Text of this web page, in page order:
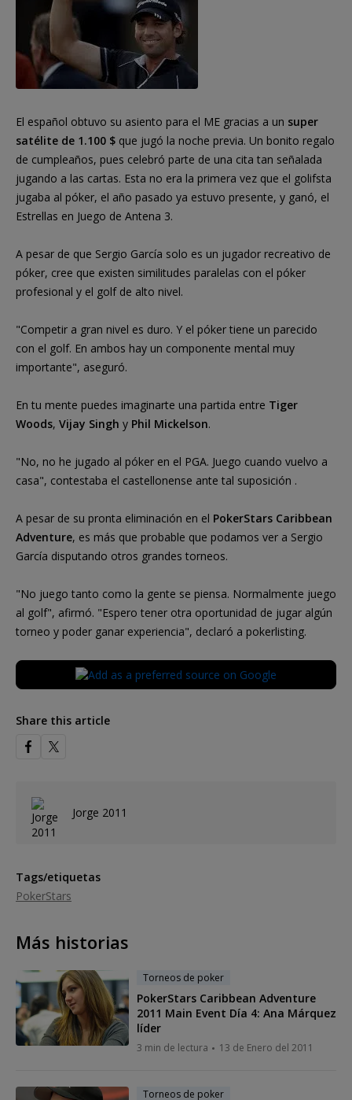
El español obtuvo su asiento para el ME gracias a un super
satélite de 1.100 $ que jugó la noche previa. Un bonito regalo
de cumpleaños, pues celebró parte de una cita tan señalada
jugando a las cartas. Esta no era la primera vez que el golifsta
jugaba al póker, el año pasado ya estuvo presente, y ganó, el
Estrellas en Juego de Antena 3.
A pesar de que Sergio García solo es un jugador recreativo de
póker, cree que existen similitudes paralelas con el póker
profesional y el golf de alto nivel.
"Competir a gran nivel es duro. Y el póker tiene un parecido
con el golf. En ambos hay un componente mental muy
importante", aseguró.
En tu mente puedes imaginarte una partida entre Tiger
Woods, Vijay Singh y Phil Mickelson.
"No, no he jugado al póker en el PGA. Juego cuando vuelvo a
casa", contestaba el castellonense ante tal suposición .
A pesar de su pronta eliminación en el PokerStars Caribbean
Adventure, es más que probable que podamos ver a Sergio
García disputando otros grandes torneos.
"No juego tanto como la gente se piensa. Normalmente juego
al golf", afirmó. "Espero tener otra oportunidad de jugar algún
torneo y poder ganar experiencia", declaró a pokerlisting.
Share this article
Jorge 2011
Tags/etiquetas
PokerStars
Más historias
Torneos de poker
PokerStars Caribbean Adventure
2011 Main Event Día 4: Ana Márquez
líder
3 min de lectura 13 de Enero del 2011
Torneos de poker